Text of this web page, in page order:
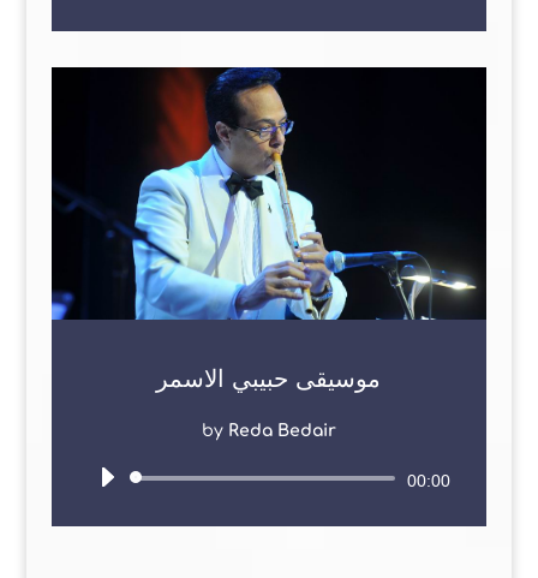
موسيقى حبيبي الاسمر
by Reda Bedair
Audio
00:00